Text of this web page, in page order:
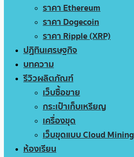
ราคา Ethereum
ราคา Dogecoin
ราคา Ripple (XRP)
ปฏิทินเศรษฐกิจ
บทความ
รีวิวผลิตภัณฑ์
เว็บซื้อขาย
กระเป๋าเก็บเหรียญ
เครื่องขุด
เว็บขุดแบบ Cloud Mining
ห้องเรียน